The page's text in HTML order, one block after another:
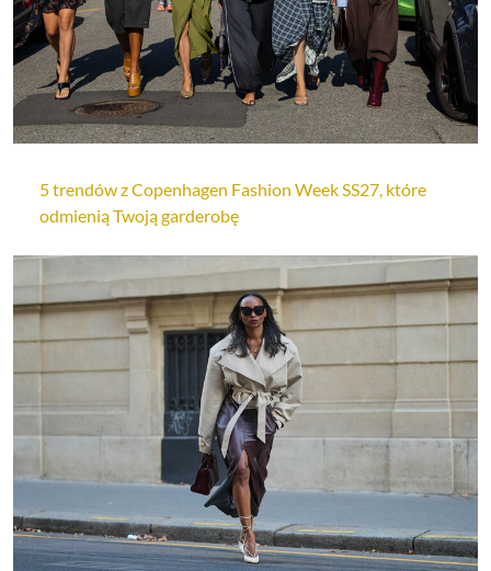
5 trendów z Copenhagen Fashion Week SS27, które
odmienią Twoją garderobę